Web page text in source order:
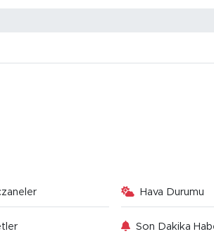
Hava Durumu
Son Dakika